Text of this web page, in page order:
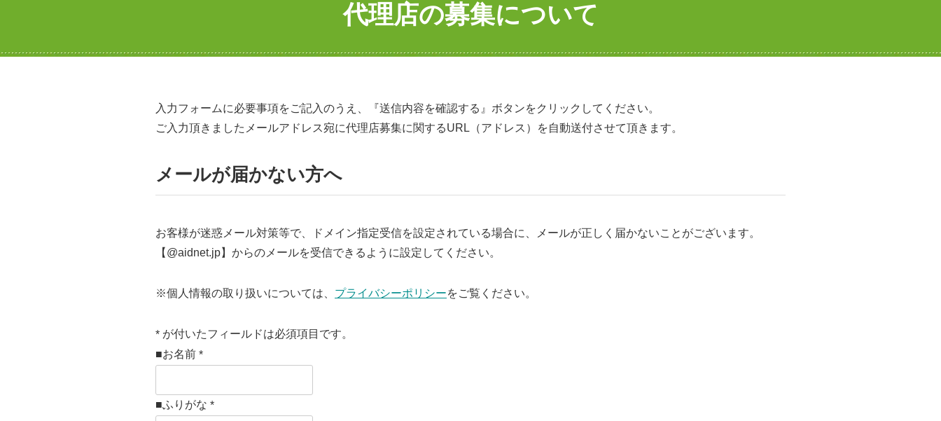
代理店の募集について
入力フォームに必要事項をご記入のうえ、『送信内容を確認する』ボタンをクリックしてください。
ご入力頂きましたメールアドレス宛に代理店募集に関するURL（アドレス）を自動送付させて頂きます。
メールが届かない方へ
お客様が迷惑メール対策等で、ドメイン指定受信を設定されている場合に、メールが正しく届かないことがございます。
【@aidnet.jp】からのメールを受信できるように設定してください。
※個人情報の取り扱いについては、 プライバシーポリシーをご覧ください。
* が付いたフィールドは必須項目です。
■お名前 *
■ふりがな *